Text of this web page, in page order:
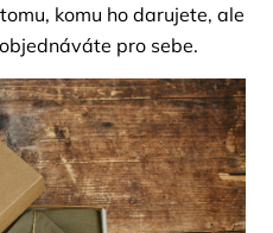
komu ho darujete, ale
pro sebe.